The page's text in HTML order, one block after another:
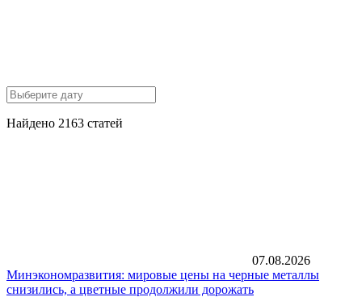
Найдено 2163 статей
07.08.2026
Минэкономразвития: мировые цены на черные металлы
снизились, а цветные продолжили дорожать